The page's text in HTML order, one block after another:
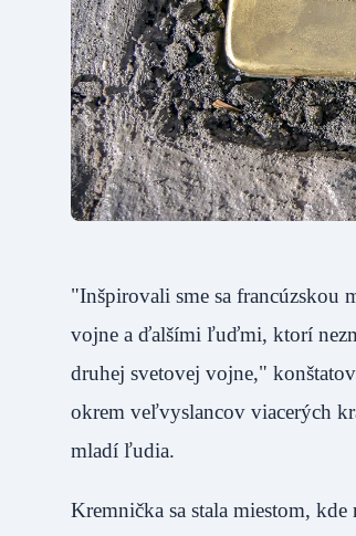
"Inšpirovali sme sa
vojne a ďalšími ľuďmi, ktorí
druhej svetovej vojne,"
okrem veľvyslancov viacerých
mladí ľudia.
Kremnička sa stala miestom,